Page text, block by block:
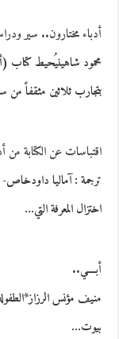
أدباء مختارون.. سير
محمود شاهينيُحيط كتاب
بتجارب ثلاثين مثقفاً من
اقتباسات عن الكتابة من
ترجمة : آماليا
اختزال المعرفة التي…
أبــــي..
منيف مؤنس
بيوت…